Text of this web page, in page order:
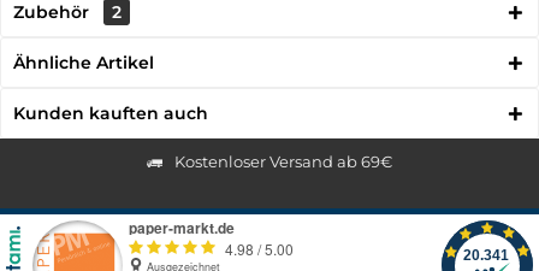
Zubehör 2
Ähnliche Artikel
Kunden kauften auch
Kostenloser Versand ab 69€